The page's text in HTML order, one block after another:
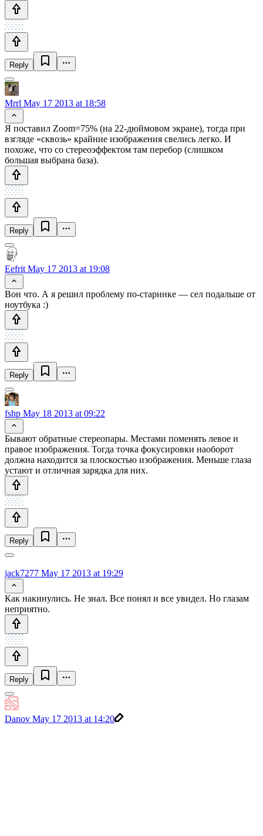
Reply
Mrrl May 17 2013 at 18:58
Я поставил Zoom=75% (на 22-дюймовом экране), тогда при
взгляде «сквозь» крайние изображения свелись легко. И
похоже, что со стереоэффектом там перебор (слишком
большая выбрана база).
Reply
Eefrit May 17 2013 at 19:08
Вон что. А я решил проблему по-старинке — сел подальше от
ноутбука :)
Reply
fshp May 18 2013 at 09:22
Бывают обратные стереопары. Местами поменять левое и
правое изображения. Тогда точка фокусировки наоборот
должна находится за плоскостью изображения. Меньше глаза
устают и отличная зарядка для них.
Reply
jack7277 May 17 2013 at 19:29
Как накинулись. Не знал. Все понял и все увидел. Но глазам
неприятно.
Reply
Danov May 17 2013 at 14:20